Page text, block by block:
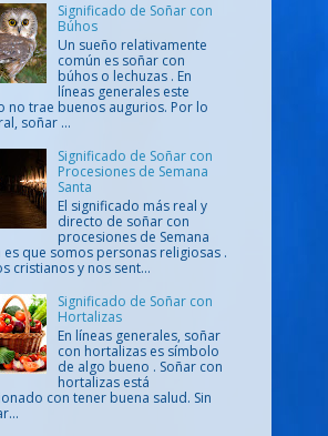
Significado de Soñar con
Búhos
Un sueño relativamente
común es soñar con
búhos o lechuzas . En
líneas generales este
no trae buenos augurios. Por lo
soñar ...
Significado de Soñar con
Procesiones de Semana
Santa
El significado más real y
directo de soñar con
procesiones de Semana
es que somos personas religiosas .
cristianos y nos sent...
Significado de Soñar con
Hortalizas
En líneas generales, soñar
con hortalizas es símbolo
de algo bueno . Soñar con
hortalizas está
con tener buena salud. Sin